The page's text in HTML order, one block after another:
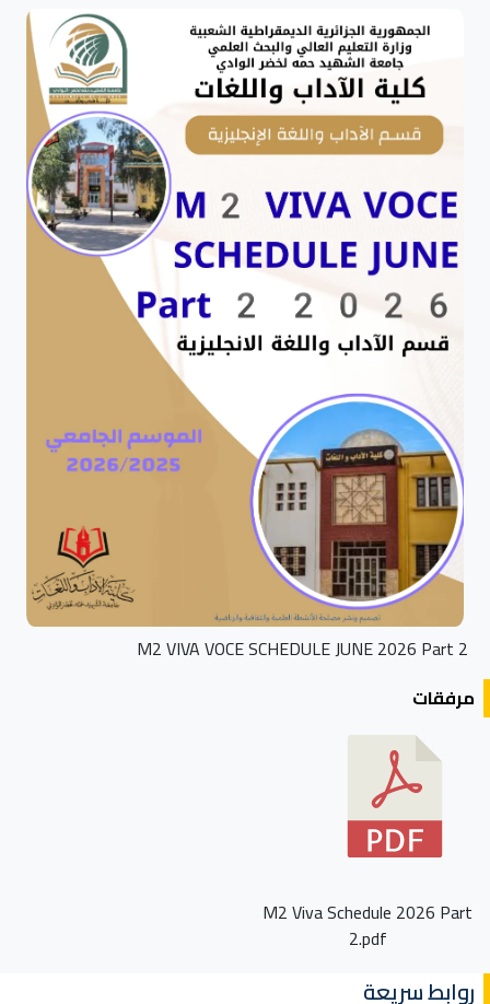
M2 VIVA VOCE SCHEDULE JUNE 2026 Part 2
مرفقات
M2 Viva Schedule 2026 Part
2.pdf
روابط سريعة